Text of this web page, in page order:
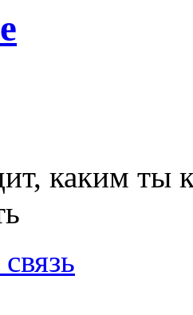
каким ты